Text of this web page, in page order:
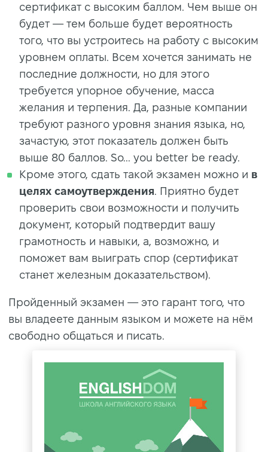
сертификат с высоким баллом. Чем выше он
будет — тем больше будет вероятность
того, что вы устроитесь на работу с высоким
уровнем оплаты. Всем хочется занимать не
последние должности, но для этого
требуется упорное обучение, масса
желания и терпения. Да, разные компании
требуют разного уровня знания языка, но,
зачастую, этот показатель должен быть
выше 80 баллов. So... you better be ready.
Кроме этого, сдать такой экзамен можно и в
целях самоутверждения. Приятно будет
проверить свои возможности и получить
документ, который подтвердит вашу
грамотность и навыки, а, возможно, и
поможет вам выиграть спор (сертификат
станет железным доказательством).
Пройденный экзамен — это гарант того, что
вы владеете данным языком и можете на нём
свободно общаться и писать.